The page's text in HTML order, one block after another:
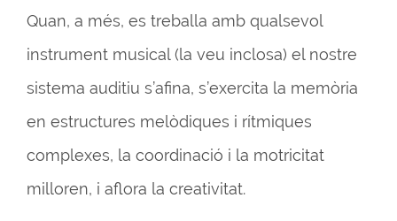
Quan, a més, es treballa amb qualsevol
instrument musical (la veu inclosa) el nostre
sistema auditiu s’afina, s’exercita la memòria
en estructures melòdiques i rítmiques
complexes, la coordinació i la motricitat
milloren, i aflora la creativitat.